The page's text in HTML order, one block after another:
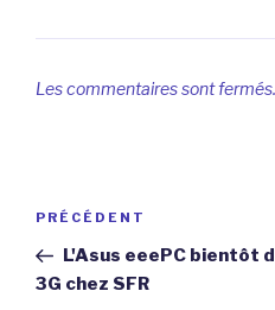
Les commentaires sont fermés.
Navigation
l’article
Article
précédent
PRÉCÉDENT
L'Asus eeePC bientôt
3G chez SFR